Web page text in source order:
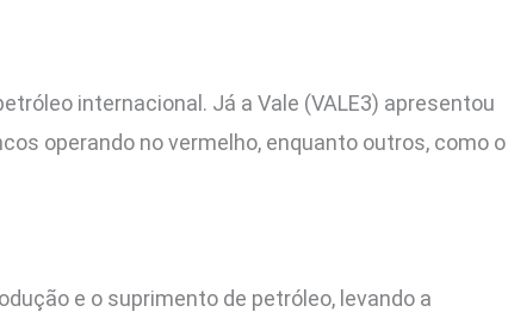
internacional. Já a Vale (VALE3) apresentou
operando no vermelho, enquanto outros, como o
e o suprimento de petróleo, levando a